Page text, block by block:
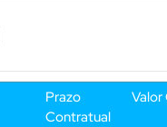
Prazo
Contratual